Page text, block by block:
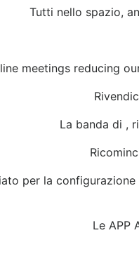
Tutti nello spazio,
meetings reducing
La banda di ,
per la
Le APP